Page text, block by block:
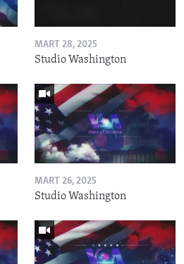
MART 28, 2025
Studio Washington
MART 26, 2025
Studio Washington